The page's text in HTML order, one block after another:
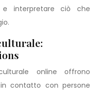
e interpretare ciò che
online offrono
contatto con persone